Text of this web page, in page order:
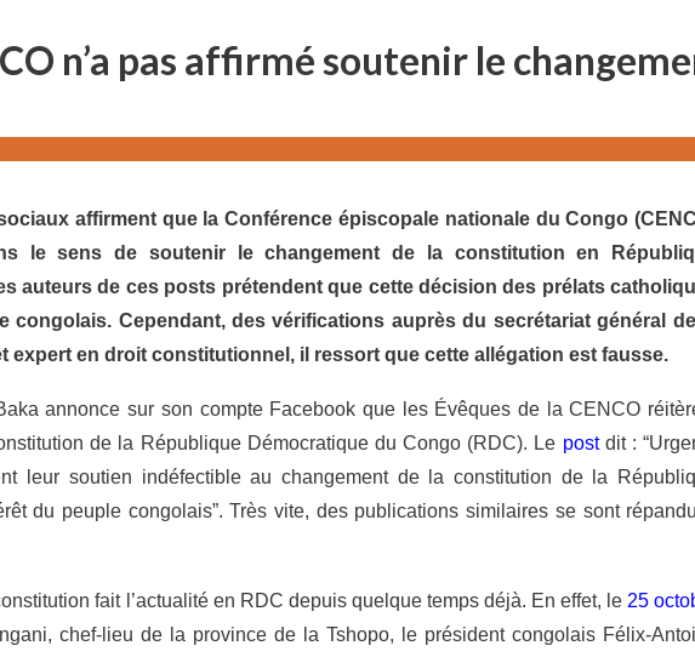
n’a pas affirmé soutenir le
affirment que la Conférence épiscopale nationale du Congo
le sens de soutenir le changement de la constitution en
auteurs de ces posts prétendent que cette décision des prélats
congolais. Cependant, des vérifications auprès du secrétariat général
expert en droit constitutionnel, il ressort que cette allégation est fausse.
annonce sur son compte Facebook que les Évêques de la CENCO
de la République Démocratique du Congo (RDC). Le postdit :
leur soutien indéfectible au changement de la constitution de la
du peuple congolais”.Très vite, des publications similaires se sont
fait l’actualité en RDC depuis quelque temps déjà. En effet, le 25
chef-lieu de la province de la Tshopo, le président congolais Félix-